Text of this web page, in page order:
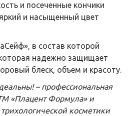
и посеченные кончики
и насыщенный цвет
в состав которой
надежно защищает
блеск, объем и красоту.
– профессиональная
«Плацент Формула» и
косметики